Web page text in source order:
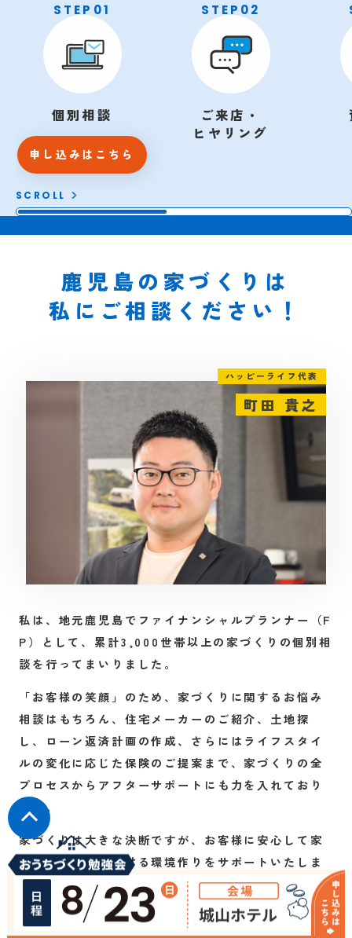
STEP01
個別相談
申し込みはこちら
STEP02
ご来店・
ヒヤリング
SCROLL
鹿児島の家づくりは
私にご相談ください！
ハッピーライフ代表
町田 貴之
私は、地元鹿児島でファイナンシャルプランナー（F
P）として、累計3,000世帯以上の家づくりの個別相
談を行ってまいりました。
「お客様の笑顔」のため、家づくりに関するお悩み
相談はもちろん、住宅メーカーのご紹介、土地探
し、ローン返済計画の作成、さらにはライフスタイ
ルの変化に応じた保険のご提案まで、家づくりの全
プロセスからアフターサポートにも力を入れており
ます。
家づくりは大きな決断ですが、お客様に安心して家
づくりを進めて頂ける環境作りをサポートいたしま
す。土地のご相談からローンや保険などお金に関す
るお悩みもどうぞお気軽にご相談ください。